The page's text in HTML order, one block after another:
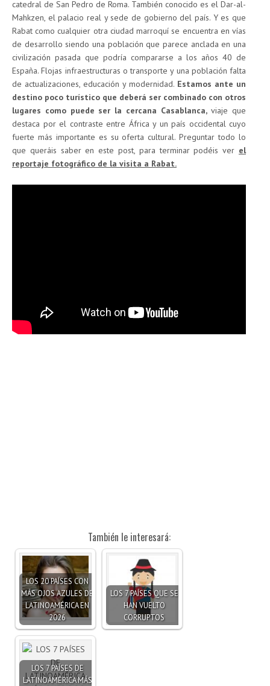
catedral de San Pedro de Roma. También conocido es el Dar-al-
Mahkzen, el palacio real y sede de gobierno del país. Y es que
Rabat como cualquier otra ciudad marroquí se encuentra en vías
de desarrollo siendo una población que parece anclada en una
civilización pasada que podría compararse a los años 40 de
España. Flojas infraestructuras o transporte y una población falta
de actualizaciones, educación y modernidad. Estamos ante un
destino poco turístico que deberá ser combinado con otros
lugares como puede ser la cercana Casablanca,viaje que
destaca por el contraste entre África y un país occidental cuyo
fuerte más importante es su oferta cultural. Preguntar todo lo
que queráis saber en este post, para terminar podéis ver el
reportaje fotográfico de la visita a Rabat.
También le interesará:
LOS 20 PAÍSES CON
MÁS OJOS AZULES DE
LATINOAMÉRICA EN
2026
LOS 7 PAÍSES QUE SE
HAN VUELTO
CORRUPTOS
LOS 7 PAÍSES DE
LATINOAMÉRICA MÁS